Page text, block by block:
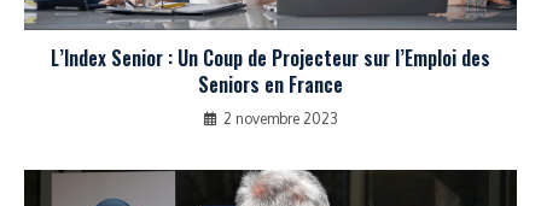
L’Index Senior : Un Coup de Projecteur sur l’Emploi des
Seniors en France
2 novembre 2023